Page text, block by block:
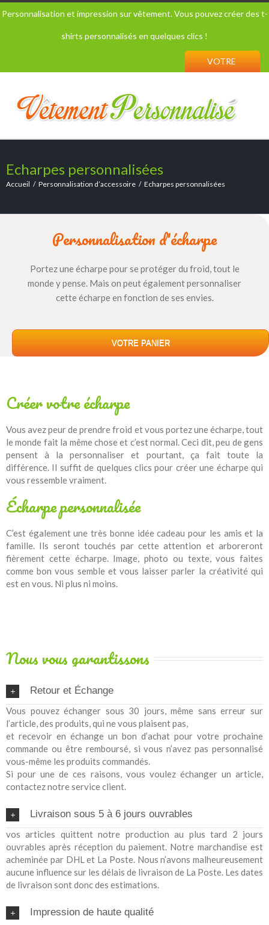
Personnalisation et impression sur vêtement. Vous pouvez créer des t-
shirts personnalisés en quelques clics !
VOTRE
Echarpes personnalisées
Accueil Personnalisation d’accessoire Echarpes personnalisées
Personnalisation d'écharpe
Portez une écharpe pour se protéger du froid, tout le
monde y pense. Mais on peut également personnaliser
cette écharpe en fonction de ses envies.
VOTRE PANIER
Créer votre écharpe
Vous avez peur de prendre froid et vous portez une écharpe, tout
le monde fait la même chose et c’est normal. Ceci dit, peu de gens
pensent à la personnaliser et pourtant, ça fait toute la
différence. Il suffit de quelques clics pour créer une écharpe qui
vous ressemble vraiment.
Écharpe personnalisée
C’est également une très bonne idée cadeau pour les amis et la
famille. Ils seront touchés par cette attention et arboreront
fièrement cette écharpe. Image, photo ou texte, vous faites
comme bon vous semble et vous laisser parler la créativité qui
est en vous. Ni plus ni moins.
Nous vous garantissons
Retour et Échange
Vous pouvez échanger sous 30 jours, même sans erreur sur
l’article, des produits, qui ne vous plaisent pas,
et recevoir en échange un bon d’achat pour votre prochaine
commande ou être remboursé, si vous n’avez pas personnalisé
vous-même les produits commandés.
Si pour une de ces raisons, vous voulez échanger un article,
contactez notre service client.
Livraison sous 5 à 6 jours ouvrables
vos articles quittent notre production au plus tard 2 jours
ouvrables après réception du paiement. Notre marchandise est
acheminée par DHL et La Poste. Nous n’avons malheureusement
aucune influence sur les délais de livraison de La Poste. Les dates
de livraison sont donc des estimations.
Impression de haute qualité